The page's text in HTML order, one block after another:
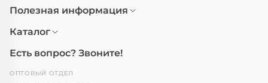
Полезная информация
Каталог
Есть вопрос? Звоните!
ОПТОВЫЙ ОТДЕЛ